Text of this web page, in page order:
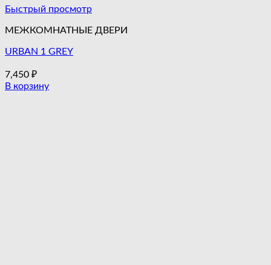
Быстрый просмотр
МЕЖКОМНАТНЫЕ ДВЕРИ
URBAN 1 GREY
7,450 ₽
В корзину